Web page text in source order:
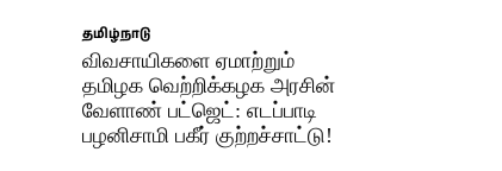
தமிழ்நாடு
விவசாயிகளை ஏமாற்றும்
தமிழக வெற்றிக்கழக அரசின்
வேளாண் பட்ஜெட்: எடப்பாடி
பழனிசாமி பகீர் குற்றச்சாட்டு!